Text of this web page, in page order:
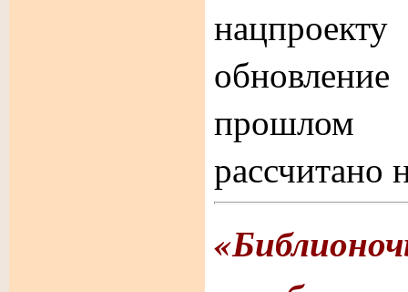
рассчитано